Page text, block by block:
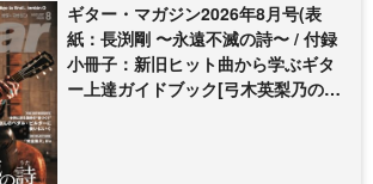
ギター・マガジン2026年8月号(表
紙：長渕剛 〜永遠不滅の詩〜 / 付録
小冊子：新旧ヒット曲から学ぶギタ
ー上達ガイドブック[弓木英梨乃の放